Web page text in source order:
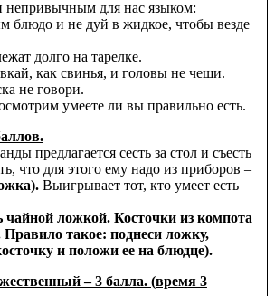
непривычным для нас языком:
блюдо и не дуй в жидкое, чтобы везде
долго на тарелке.
как свинья, и головы не чеши.
не говори.
умеете ли вы правильно есть.
предлагается сесть за стол и съесть
что для этого ему надо из приборов –
Выигрывает тот, кто умеет есть
чайной ложкой. Косточки из компота
такое: поднеси ложку,
и положи ее на блюдце).
– 3 балла. (время 3